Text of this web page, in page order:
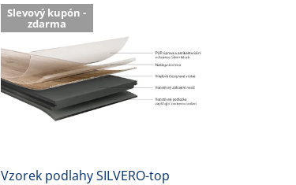
Slevový kupón -
zdarma
Vzorek podlahy SILVERO-top